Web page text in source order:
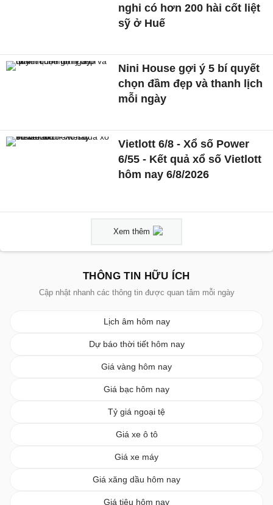
nghi có hơn 200 hài cốt liệt
sỹ ở Huế
Nini House gợi ý 5 bí quyết
chọn đầm đẹp và thanh lịch
mỗi ngày
Vietlott 6/8 - Xổ số Power
6/55 - Kết quả xổ số Vietlott
hôm nay 6/8/2026
Xem thêm
THÔNG TIN HỮU ÍCH
Cập nhật nhanh các thông tin được quan tâm mỗi ngày
Lịch âm hôm nay
Dự báo thời tiết hôm nay
Giá vàng hôm nay
Giá bạc hôm nay
Tỷ giá ngoại tệ
Giá xe ô tô
Giá xe máy
Giá xăng dầu hôm nay
Giá tiêu hôm nay